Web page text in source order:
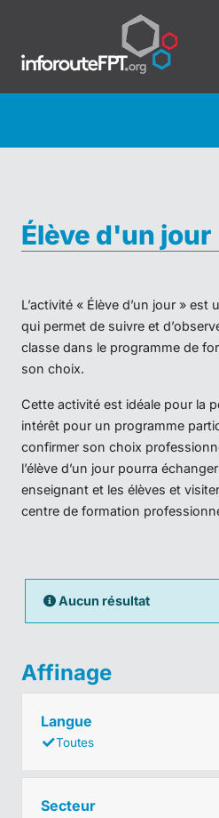
Élève d'un jour
L’activité « Élève d’un jour »
qui permet de suivre et
classe dans le programme de
son choix.
Cette activité est idéale pour la
intérêt pour un programme
confirmer son choix
l’élève d’un jour pourra
enseignant et les élèves et
centre de formation
Aucun résultat
Affinage
Langue
Toutes
Secteur